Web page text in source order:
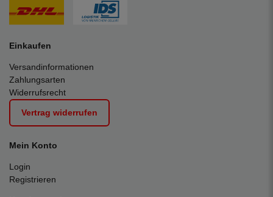
Einkaufen
Versandinformationen
Zahlungsarten
Widerrufsrecht
Vertrag widerrufen
Mein Konto
Login
Registrieren